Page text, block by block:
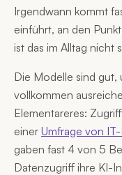
Irgendwann kommt
einführt, an den
ist das im Alltag nicht
Die Modelle sind gut,
vollkommen
Elementareres:
einer Umfrage von
gaben fast 4 von 5
Datenzugriff ihre KI-